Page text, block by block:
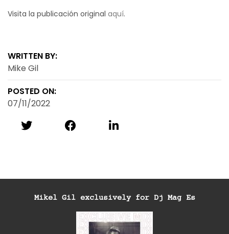
Visita la publicación original aquí.
WRITTEN BY:
Mike Gil
POSTED ON:
07/11/2022
Mikel Gil exclusively for Dj Mag Es